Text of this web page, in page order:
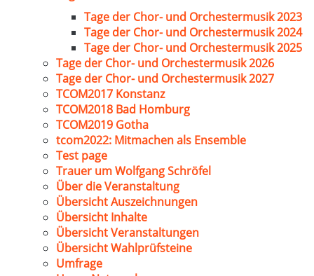
Tage der Chor- und Orchestermusik 2023
Tage der Chor- und Orchestermusik 2024
Tage der Chor- und Orchestermusik 2025
Tage der Chor- und Orchestermusik 2026
Tage der Chor- und Orchestermusik 2027
TCOM2017 Konstanz
TCOM2018 Bad Homburg
TCOM2019 Gotha
tcom2022: Mitmachen als Ensemble
Test page
Trauer um Wolfgang Schröfel
Über die Veranstaltung
Übersicht Auszeichnungen
Übersicht Inhalte
Übersicht Veranstaltungen
Übersicht Wahlprüfsteine
Umfrage